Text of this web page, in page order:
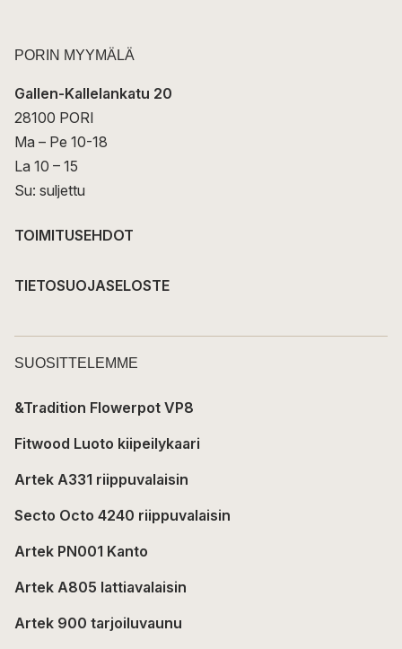
PORIN MYYMÄLÄ
Gallen-Kallelankatu 20
28100 PORI
Ma – Pe 10-18
La 10 – 15
Su: suljettu
TOIMITUSEHDOT
TIETOSUOJASELOSTE
SUOSITTELEMME
&Tradition Flowerpot VP8
Fitwood Luoto kiipeilykaari
Artek A331 riippuvalaisin
Secto Octo 4240 riippuvalaisin
Artek PN001 Kanto
Artek A805 lattiavalaisin
Artek 900 tarjoiluvaunu